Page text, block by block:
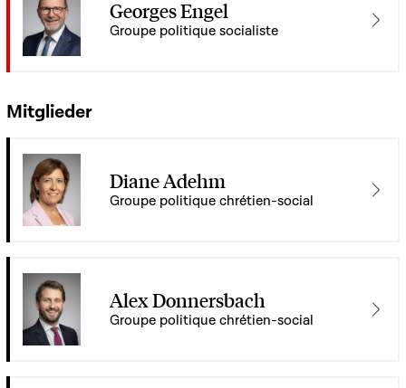
Georges Engel
Groupe politique socialiste
Mitglieder
Diane Adehm
Groupe politique chrétien-social
Alex Donnersbach
Groupe politique chrétien-social